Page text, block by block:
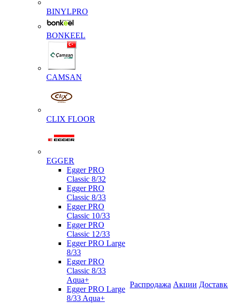
BINYLPRO
BONKEEL
CAMSAN
CLIX FLOOR
EGGER
Egger PRO
Classic 8/32
Egger PRO
Classic 8/33
Egger PRO
Classic 10/33
Egger PRO
Classic 12/33
Egger PRO Large
8/33
Egger PRO
Classic 8/33
Aqua+
Egger PRO Large
8/33 Aqua+
Распродажа Акции